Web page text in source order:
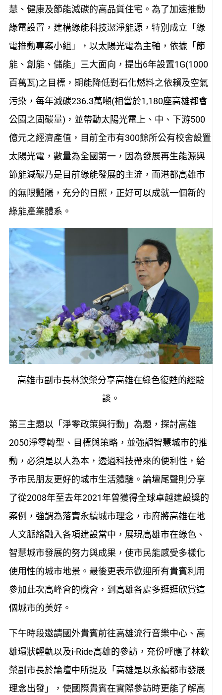
慧、健康及節能減碳的高品質住宅。為了加速推動
綠電設置，建構綠能科技潔淨能源，特別成立「綠
電推動專案小組」，以太陽光電為主軸，依據「節
能、創能、儲能」三大面向，提出6年設置1G(1000
百萬瓦)之目標，期能降低對石化燃料之依賴及空氣
污染，每年減碳236.3萬噸(相當於1,180座高雄都會
公園之固碳量)，並帶動太陽光電上、中、下游500
億元之經濟產值，目前全市有300餘所公有校舍設置
太陽光電，數量為全國第一，因為發展再生能源與
節能減碳乃是目前綠能發展的主流，而港都高雄市
的無限豔陽，充分的日照，正好可以成就一個新的
綠能產業體系。
高雄市副市長林欽榮分享高雄在綠色復甦的經驗
談。
第三主題以「淨零政策與行動」為題，探討高雄
2050淨零轉型、目標與策略，並強調智慧城市的推
動，必須是以人為本，透過科技帶來的便利性，給
予市民朋友更好的城市生活體驗。論壇尾聲則分享
了從2008年至去年2021年曾獲得全球卓越建設獎的
案例，強調為落實永續城市理念，市府將高雄在地
人文脈絡融入各項建設當中，展現高雄市在綠色、
智慧城市發展的努力與成果，使市民能感受多樣化
使用性的城市地景。最後更表示歡迎所有貴賓利用
參加此次高峰會的機會，到高雄各處多逛逛欣賞這
個城市的美好。
下午時段邀請國外貴賓前往高雄流行音樂中心、高
雄環狀輕軌以及i-Ride高雄的參訪，充份呼應了林欽
榮副市長於論壇中所提及「高雄是以永續都市發展
理念出發」，使國際貴賓在實際參訪時更能了解高